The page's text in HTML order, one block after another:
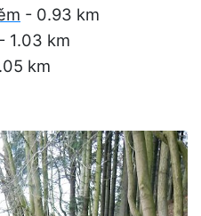
- 0.93 km
- 1.03 km
km